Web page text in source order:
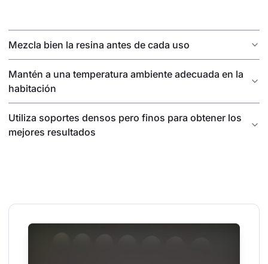
Mezcla bien la resina antes de cada uso
Mantén a una temperatura ambiente adecuada en la
habitación
Utiliza soportes densos pero finos para obtener los
mejores resultados